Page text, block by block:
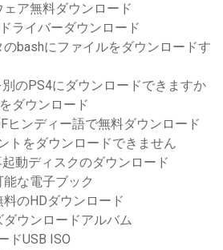
ア無料ダウンロード
ライバーダウンロード
bashにファイルをダウンロードす
のPS4にダウンロードできますか
ダウンロード
ヒンディー語で無料ダウンロード
トをダウンロードできません
動ディスクのダウンロード
な電子ブック
のHDダウンロード
ウンロードアルバム
ドUSB ISO